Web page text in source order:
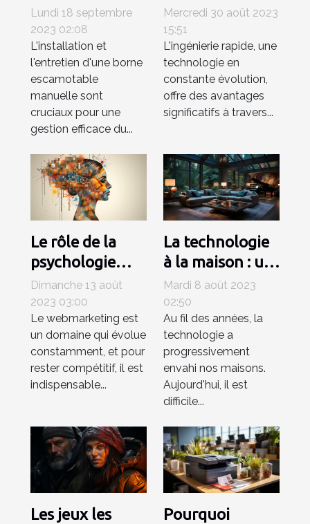
entretenir une
borne
escamotable
manuelle pour
la gestion du
trafic ?
Lundi 18 septembre
2023 02:08
L'installation et
l'entretien d'une borne
escamotable
manuelle sont
cruciaux pour une
gestion efficace du...
en ingénierie
rapide
Mercredi 30 août 2023
15:51
L'ingénierie rapide, une
technologie en
constante évolution,
offre des avantages
significatifs à travers...
Le rôle de la
psychologie
dans le
webmarketing
Dimanche 13 août
2023 03:00
Le webmarketing est
un domaine qui évolue
constamment, et pour
rester compétitif, il est
indispensable...
La technologie
à la maison : un
luxe ou une
nécessité ?
Mardi 8 août 2023
02:50
Au fil des années, la
technologie a
progressivement
envahi nos maisons.
Aujourd'hui, il est
difficile...
Les jeux les
Pourquoi